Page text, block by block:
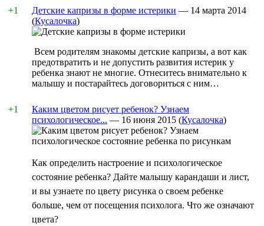
+1 Детские капризы в форме истерики — 14 марта 2014
(Кусалочка)
Всем родителям знакомы детские капризы, а вот как
предотвратить и не допустить развития истерик у
ребенка знают не многие. Отнеситесь внимательно к
малышу и постарайтесь договориться с ним…
+1
Каким цветом рисует ребенок? Узнаем
психологическое... — 16 июня 2015 (Кусалочка)
Как определить настроение и психологическое
состояние ребенка? Дайте малышу карандаши и лист,
и вы узнаете по цвету рисунка о своем ребенке
больше, чем от посещения психолога. Что же означают
цвета?